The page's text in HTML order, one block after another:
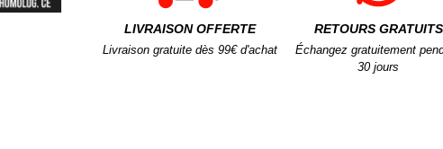
LIVRAISON OFFERTE
Livraison gratuite dès 99€ d'achat
RETOURS GRATUITS
Échangez gratuitement
30 jours